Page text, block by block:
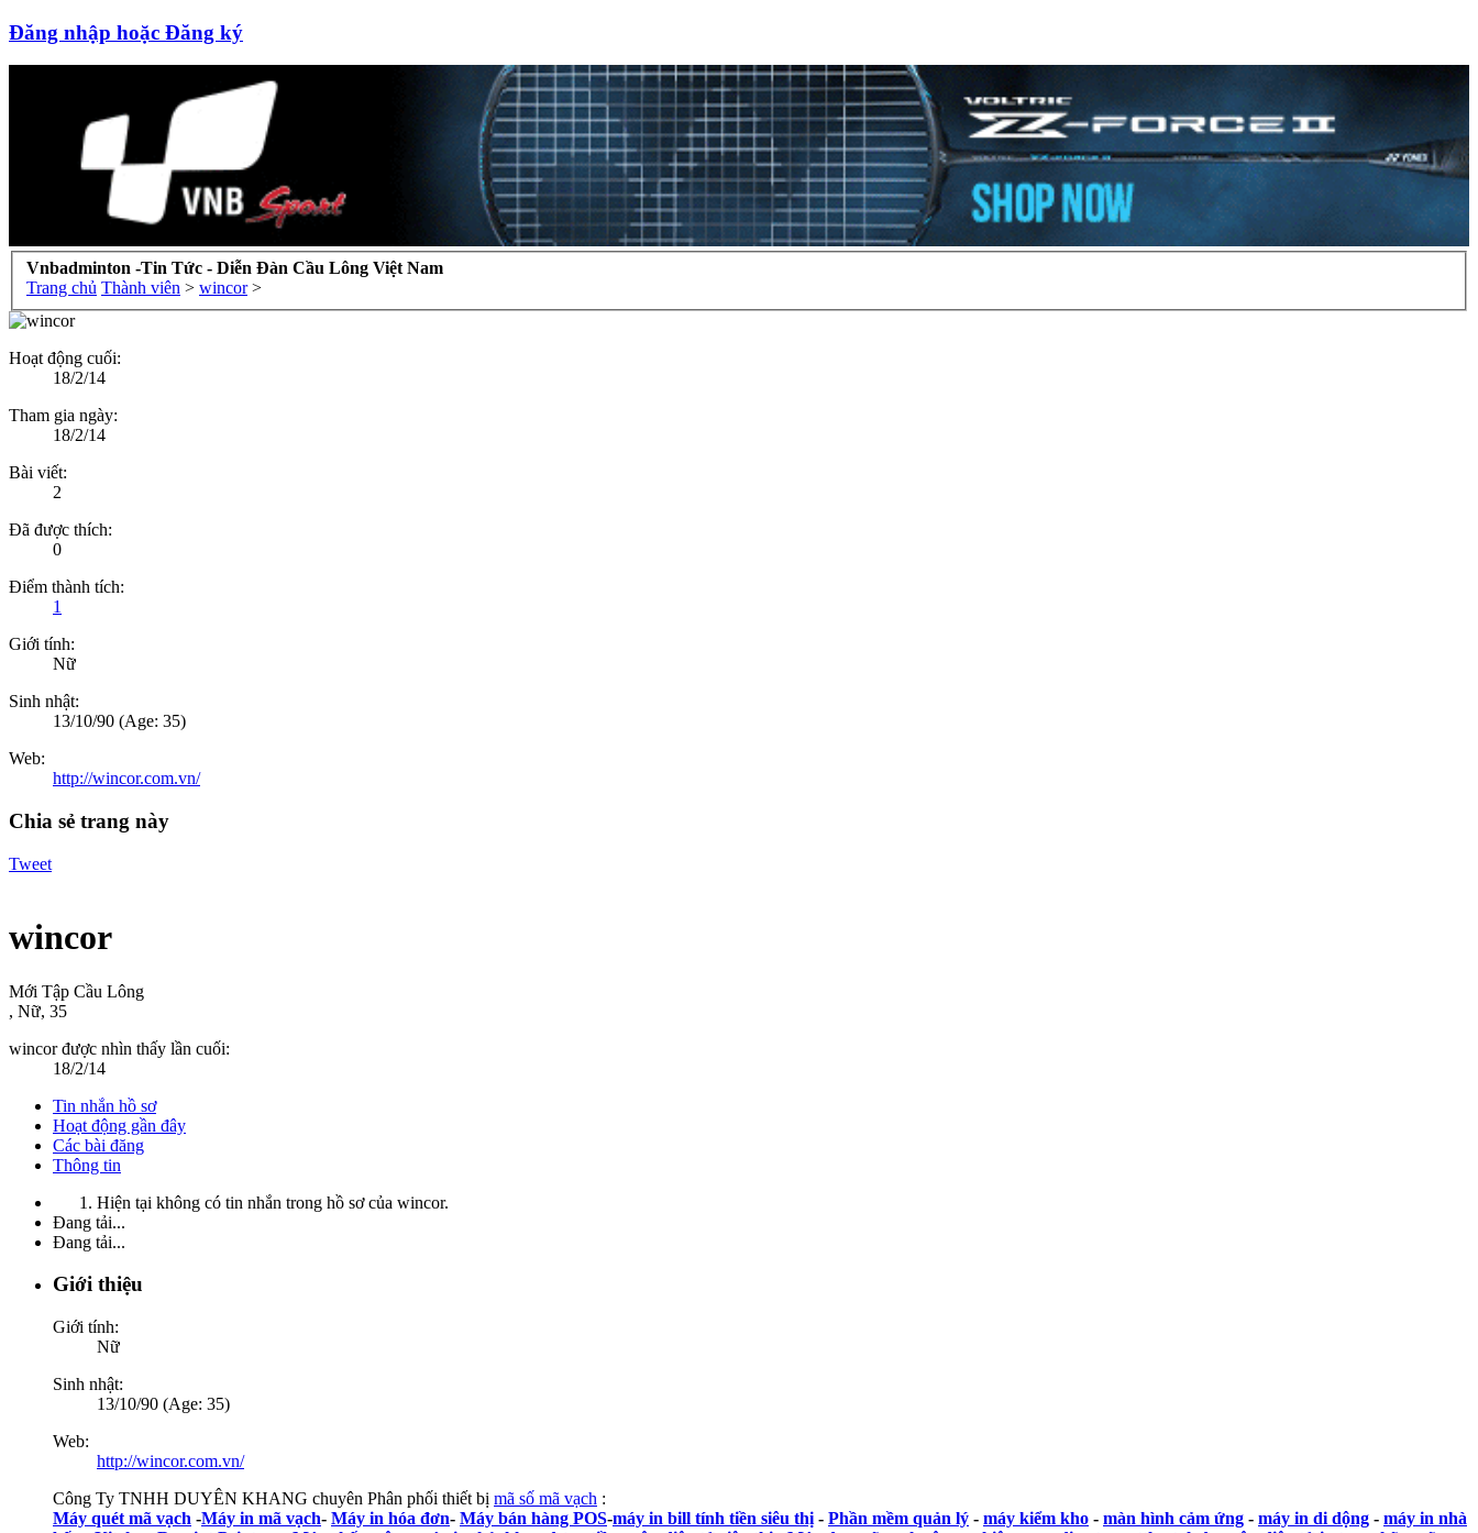
Đăng nhập hoặc Đăng ký
Vnbadminton -Tin Tức - Diễn Đàn Cầu Lông Việt Nam
Trang chủ Thành viên > wincor >
Hoạt động cuối:
18/2/14
Tham gia ngày:
18/2/14
Bài viết:
2
Đã được thích:
0
Điểm thành tích:
1
Giới tính:
Nữ
Sinh nhật:
13/10/90 (Age: 35)
Web:
http://wincor.com.vn/
Chia sẻ trang này
Tweet
wincor
Mới Tập Cầu Lông
, Nữ, 35
wincor được nhìn thấy lần cuối:
18/2/14
Tin nhắn hồ sơ
Hoạt động gần đây
Các bài đăng
Thông tin
Hiện tại không có tin nhắn trong hồ sơ của wincor.
Đang tải...
Đang tải...
Giới thiệu
Giới tính:
Nữ
Sinh nhật:
13/10/90 (Age: 35)
Web:
http://wincor.com.vn/
Công Ty TNHH DUYÊN KHANG chuyên Phân phối thiết bị mã số mã vạch :
Máy quét mã vạch -Máy in mã vạch- Máy in hóa đơn- Máy bán hàng POS-máy in bill tính tiền siêu thị - Phần mềm quản lý - máy kiểm kho - màn hình cảm ứng - máy in di dộng - máy in nhà